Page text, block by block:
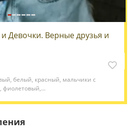
Девочки. Верные друзья и
белый, красный, мальчики с
фиолетовый,...